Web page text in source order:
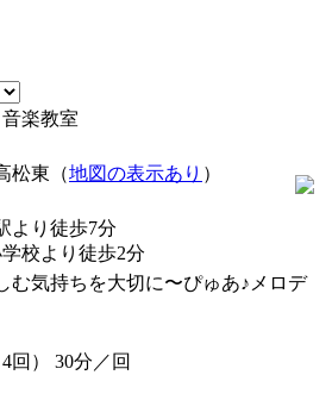
楽教室
松東（地図の表示あり ）
より徒歩7分
校より徒歩2分
む気持ちを大切に〜ぴゅあ♪メロデ
回） 30分／回